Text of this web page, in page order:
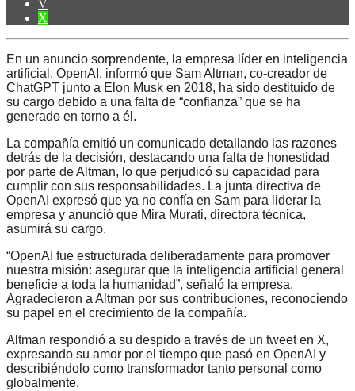
En un anuncio sorprendente, la empresa líder en inteligencia
artificial, OpenAI, informó que Sam Altman, co-creador de
ChatGPT junto a Elon Musk en 2018, ha sido destituido de
su cargo debido a una falta de “confianza” que se ha
generado en torno a él.
La compañía emitió un comunicado detallando las razones
detrás de la decisión, destacando una falta de honestidad
por parte de Altman, lo que perjudicó su capacidad para
cumplir con sus responsabilidades. La junta directiva de
OpenAI expresó que ya no confía en Sam para liderar la
empresa y anunció que Mira Murati, directora técnica,
asumirá su cargo.
“OpenAI fue estructurada deliberadamente para promover
nuestra misión: asegurar que la inteligencia artificial general
beneficie a toda la humanidad”, señaló la empresa.
Agradecieron a Altman por sus contribuciones, reconociendo
su papel en el crecimiento de la compañía.
Altman respondió a su despido a través de un tweet en X,
expresando su amor por el tiempo que pasó en OpenAI y
describiéndolo como transformador tanto personal como
globalmente.